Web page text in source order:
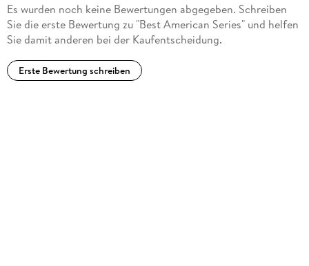
Es wurden noch keine Bewertungen abgegeben. Schreiben
Sie die erste Bewertung zu "Best American Series" und helfen
Sie damit anderen bei der Kaufentscheidung.
Erste Bewertung schreiben